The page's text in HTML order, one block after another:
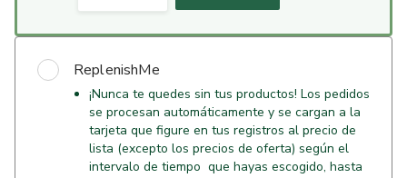
ReplenishMe
¡Nunca te quedes sin tus productos! Los pedidos
se procesan automáticamente y se cargan a la
tarjeta que figure en tus registros al precio de
lista (excepto los precios de oferta) según el
intervalo de tiempo que hayas escogido, hasta